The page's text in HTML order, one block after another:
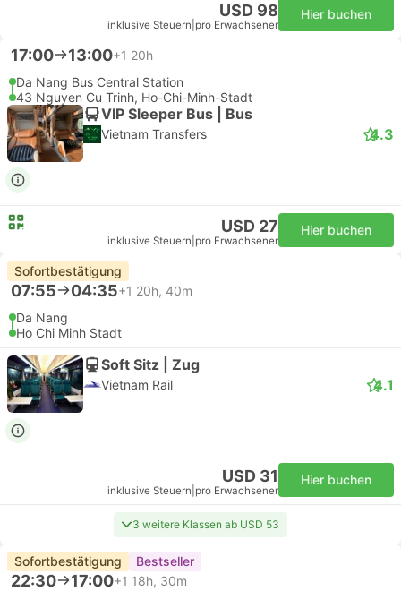
USD 98
inklusive Steuern pro Erwachsener
Hier buchen
17:00 13:00+1 20h
Da Nang Bus Central Station
43 Nguyen Cu Trinh, Ho-Chi-Minh-Stadt
VIP Sleeper Bus | Bus
Vietnam Transfers 4.3
USD 27
inklusive Steuern pro Erwachsener
Hier buchen
Sofortbestätigung
07:55 04:35+1 20h, 40m
Da Nang
Ho Chi Minh Stadt
Soft Sitz | Zug
Vietnam Rail 4.1
USD 31
inklusive Steuern pro Erwachsener
Hier buchen
3 weitere Klassen ab USD 53
Sofortbestätigung Bestseller
22:30 17:00+1 18h, 30m